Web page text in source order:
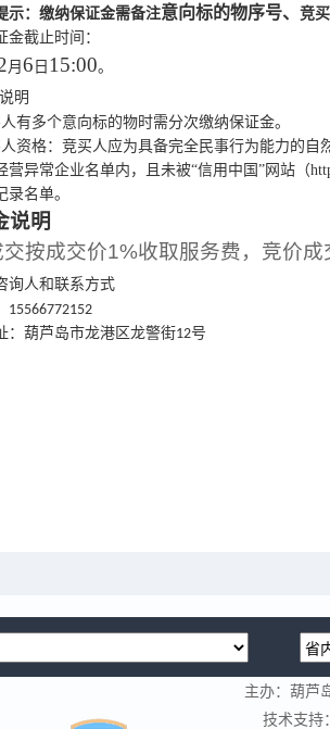
示： 缴纳保证金需备注意向标的物序号、 竞
金截止时间：
月 6 日 15:00。
明
有多个意向标的物时需分次缴纳保证金。
资格：竞买人应为具备完全民事行为能力的
营异常企业名单内，且未被“信用中国 ”网站（
名单。
说明
按成交价1%收取服务费，竞价
询人和联系方式
15566772152
：葫芦岛市龙港区龙警街12号
主办：葫芦
技术支持